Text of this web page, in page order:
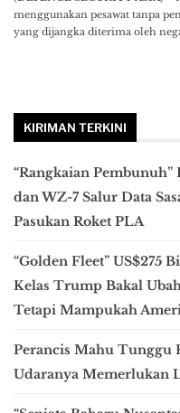
menggunakan pesawat tanpa
yang dijangka diterima oleh
KIRIMAN TERKINI
“Rangkaian
dan WZ-7 Salur Data
Pasukan Roket PLA
“Golden Fleet” US$275
Kelas Trump Bakal
Tetapi Mampukah
Perancis Mahu Tunggu
Udaranya Memerlukan